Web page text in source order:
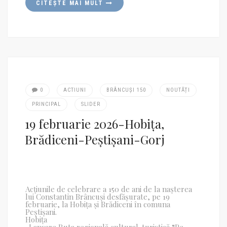
CITEȘTE MAI MULT
0 ACTIUNI BRÂNCUȘI 150 NOUTĂȚI
PRINCIPAL SLIDER
19 februarie 2026-Hobița,
Brădiceni-Peștișani-Gorj
Acțiunile de celebrare a 150 de ani de la nașterea
lui Constantin Brâncuși desfășurate, pe 19
februarie, la Hobița și Brădiceni în comuna
Peștișani.
Hobița